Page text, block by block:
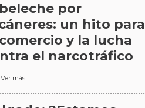
por
un hito para
y la lucha
el narcotráfico
Ver más